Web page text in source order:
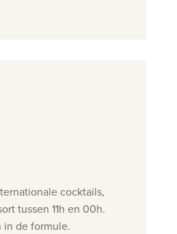
cocktails,
tussen 11h en 00h.
in de formule.